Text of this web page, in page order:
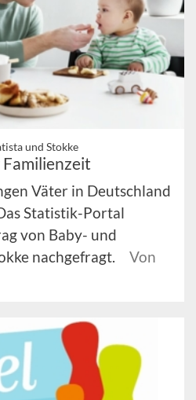
und Stokke
Väter in Deutschland
Statistik-Portal
von Baby- und
nachgefragt.
Von